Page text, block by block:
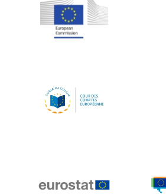
Jean-Louis Schiltz
Jean-Victor Louis
Johnny Åkerholm